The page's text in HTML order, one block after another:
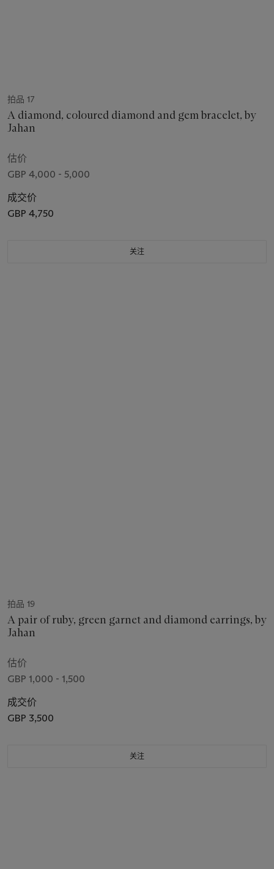
拍品 17
A diamond, coloured diamond and gem bracelet, by
Jahan
估价
GBP 4,000 - 5,000
成交价
GBP 4,750
关注
拍品 19
A pair of ruby, green garnet and diamond earrings, by
Jahan
估价
GBP 1,000 - 1,500
成交价
GBP 3,500
关注